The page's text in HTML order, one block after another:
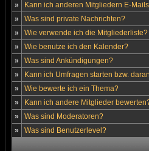
»
Kann ich anderen Mitgliedern E-
»
Was sind private Nachrichten?
»
Wie verwende ich die Mitgliederliste?
»
Wie benutze ich den Kalender?
»
Was sind Ankündigungen?
»
Kann ich Umfragen starten bzw.
»
Wie bewerte ich ein Thema?
»
Kann ich andere Mitglieder
»
Was sind Moderatoren?
»
Was sind Benutzerlevel?